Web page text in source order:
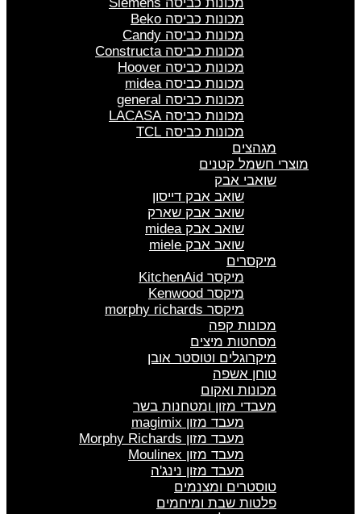
מכונות כביסה Beko
מכונות כביסה Candy
מכונות כביסה Constructa
מכונות כביסה Hoover
מכונות כביסה midea
מכונות כביסה general
מכונות כביסה LACASA
מכונות כביסה TCL
מגהצים
מוצרי חשמל קטנים
שואבי אבק
שואב אבק דייסון
שואב אבק שארק
שואב אבק midea
שואב אבק miele
מיקסרים
מיקסר KitchenAid
מיקסר Kenwood
מיקסר morphy richards
מכונות קפה
מסחטות מיצים
מיקרוגלים וטוסטר אובן
טוחן אשפה
מכונות ואקום
מעבדי מזון ומטחנות בשר
מעבד מזון magimix
מעבד מזון Morphy Richards
מעבד מזון Moulinex
מעבד מזון נינג'ה
טוסטרים ומצנמים
פלטות שבת ומיחמים